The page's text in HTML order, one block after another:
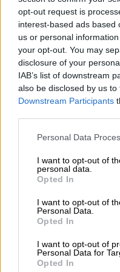
opt-out request is
interest-based ads based
us or personal
your opt-out. You may
disclosure of your
IAB’s list of downstream
also be disclosed by us
Downstream Participants
Please note that this
not limited to your visit or
grant or deny consent to
use your data for below
consent section.
Personal Data
I want to opt-out of
personal data.
Opted In
I want to opt-out of
Personal Data.
Opted In
I want to opt-out of
Personal Data for
Opted In
κατανάλωση του
Συγκεκριμένατο
ότι έχει μειώσει
κατανάλωση
και για τη δαπάνη
ανατίμηση το
Περιορισμός
αγορές
Εκτός των
είναι η τάση
δευτερεύουσες
όπως είναι οι
φροντίδα, για είδη
δηλώνει ότι έχει
προσωπικά